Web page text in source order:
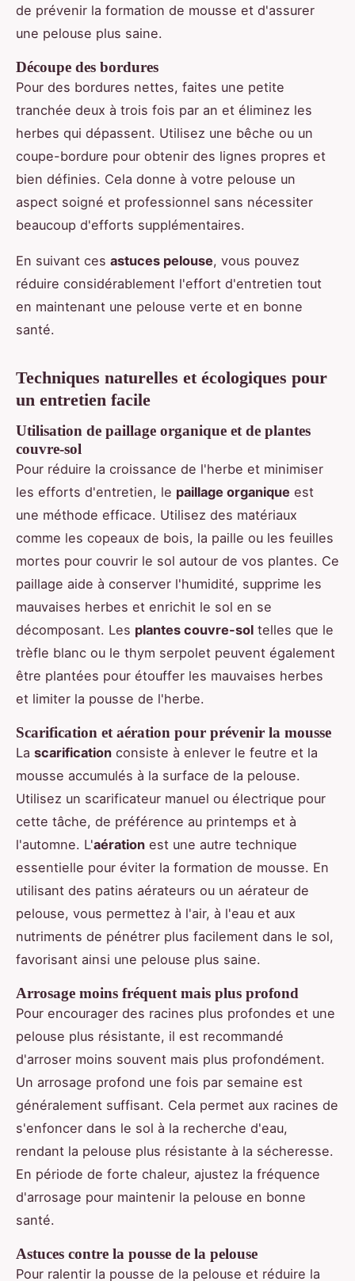
de prévenir la formation de mousse et d'assurer
une pelouse plus saine.
Découpe des bordures
Pour des bordures nettes, faites une petite
tranchée deux à trois fois par an et éliminez les
herbes qui dépassent. Utilisez une bêche ou un
coupe-bordure pour obtenir des lignes propres et
bien définies. Cela donne à votre pelouse un
aspect soigné et professionnel sans nécessiter
beaucoup d'efforts supplémentaires.
En suivant ces astuces pelouse, vous pouvez
réduire considérablement l'effort d'entretien tout
en maintenant une pelouse verte et en bonne
santé.
Techniques naturelles et écologiques pour
un entretien facile
Utilisation de paillage organique et de plantes
couvre-sol
Pour réduire la croissance de l'herbe et minimiser
les efforts d'entretien, le paillage organique est
une méthode efficace. Utilisez des matériaux
comme les copeaux de bois, la paille ou les feuilles
mortes pour couvrir le sol autour de vos plantes. Ce
paillage aide à conserver l'humidité, supprime les
mauvaises herbes et enrichit le sol en se
décomposant. Les plantes couvre-sol telles que le
trèfle blanc ou le thym serpolet peuvent également
être plantées pour étouffer les mauvaises herbes
et limiter la pousse de l'herbe.
Scarification et aération pour prévenir la mousse
La scarification consiste à enlever le feutre et la
mousse accumulés à la surface de la pelouse.
Utilisez un scarificateur manuel ou électrique pour
cette tâche, de préférence au printemps et à
l'automne. L'aération est une autre technique
essentielle pour éviter la formation de mousse. En
utilisant des patins aérateurs ou un aérateur de
pelouse, vous permettez à l'air, à l'eau et aux
nutriments de pénétrer plus facilement dans le sol,
favorisant ainsi une pelouse plus saine.
Arrosage moins fréquent mais plus profond
Pour encourager des racines plus profondes et une
pelouse plus résistante, il est recommandé
d'arroser moins souvent mais plus profondément.
Un arrosage profond une fois par semaine est
généralement suffisant. Cela permet aux racines de
s'enfoncer dans le sol à la recherche d'eau,
rendant la pelouse plus résistante à la sécheresse.
En période de forte chaleur, ajustez la fréquence
d'arrosage pour maintenir la pelouse en bonne
santé.
Astuces contre la pousse de la pelouse
Pour ralentir la pousse de la pelouse et réduire la